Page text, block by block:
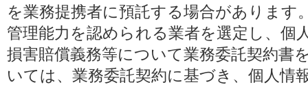
を業務提携者に預託する場合があります
管理能力を認められる業者を選定し、個
損害賠償義務等について業務委託契約書
いては、業務委託契約に基づき、個人情